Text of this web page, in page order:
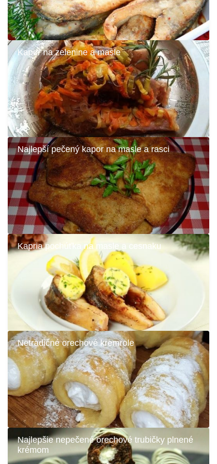
Kapor na zelenine a masle
Najlepší pečený kapor na masle a rasci
Kapria pochúťka na masle a cesnaku
Netradičné orechové kremrole
Najlepšie nepečené orechové trubičky plnené
krémom